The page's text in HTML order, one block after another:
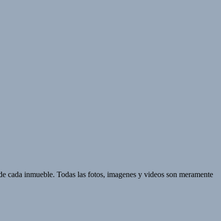
cada inmueble. Todas las fotos, imagenes y videos son meramente